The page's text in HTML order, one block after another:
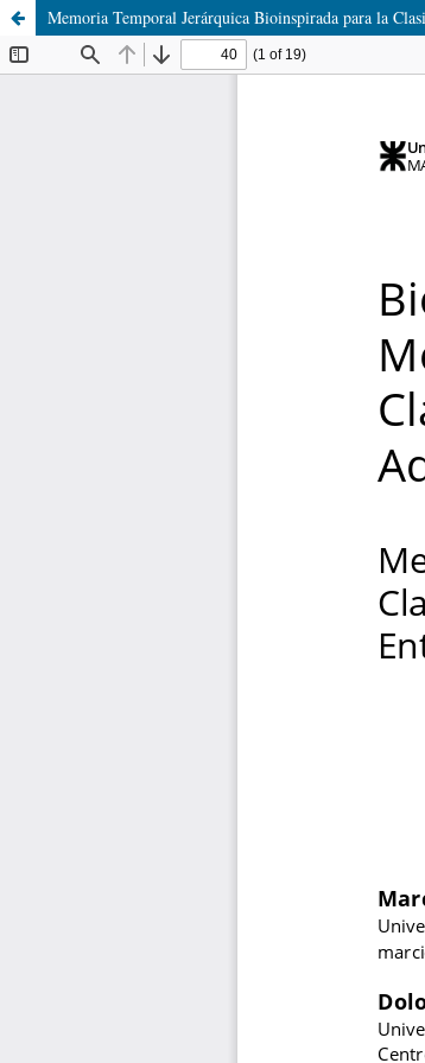
Memoria Temporal Jerárquica Bioinspirada para la